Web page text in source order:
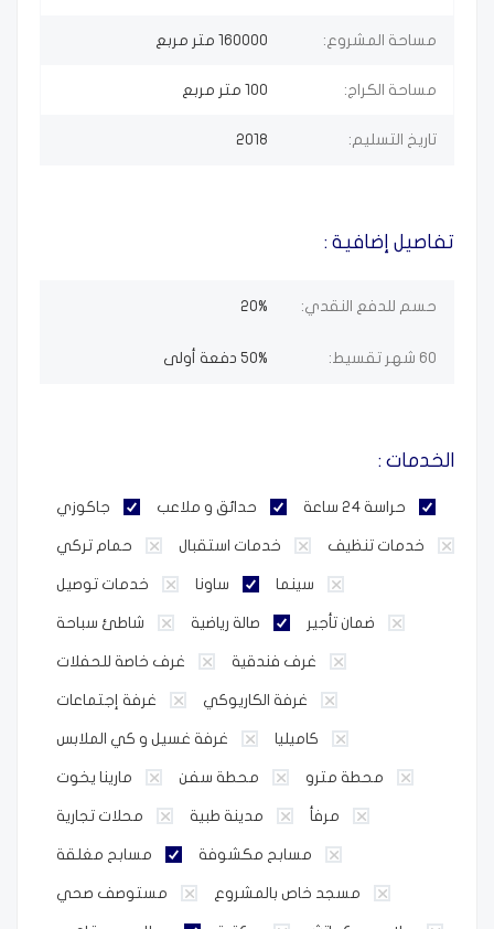
مساحة المشروع: 160000 متر مربع
مساحة الكراج:
تاريخ التسليم:
تفاصيل إضافية :
حسم للدفع النقدي:
60 شهر تقسيط:
الخدمات :
جاكوزي حدائق و ملاعب حراسة 24 ساعة
حمام تركي خدمات استقبال خدمات تنظيف
خدمات توصيل ساونا سينما
شاطئ سباحة صالة رياضية ضمان تأجير
غرف خاصة للحفلات غرف فندقية
غرفة إجتماعات غرفة الكاريوكي
غرفة غسيل و كي الملابس كاميليا
مارينا يخوت محطة سفن محطة مترو
محلات تجارية مدينة طبية مرفأ
مسابح مغلقة مسابح مكشوفة
مستوصف صحي مسجد خاص بالمشروع